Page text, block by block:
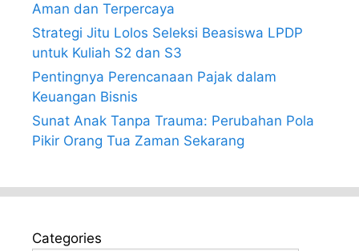
Aman dan Terpercaya
Strategi Jitu Lolos Seleksi Beasiswa LPDP
untuk Kuliah S2 dan S3
Pentingnya Perencanaan Pajak dalam
Keuangan Bisnis
Sunat Anak Tanpa Trauma: Perubahan Pola
Pikir Orang Tua Zaman Sekarang
Categories